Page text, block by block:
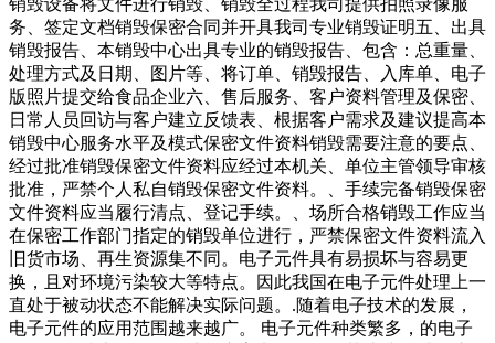
销毁设备将文件进行销毁、销毁全过程我司提供拍照录像服
务、签定文档销毁保密合同并开具我司专业销毁证明五、出具
销毁报告、本销毁中心出具专业的销毁报告、包含：总重量、
处理方式及日期、图片等、将订单、销毁报告、入库单、电子
版照片提交给食品企业六、售后服务、客户资料管理及保密、
日常人员回访与客户建立反馈表、根据客户需求及建议提高本
销毁中心服务水平及模式保密文件资料销毁需要注意的要点、
经过批准销毁保密文件资料应经过本机关、单位主管领导审核
批准，严禁个人私自销毁保密文件资料。、手续完备销毁保密
文件资料应当履行清点、登记手续。、场所合格销毁工作应当
在保密工作部门指定的销毁单位进行，严禁保密文件资料流入
旧货市场、再生资源集不同。电子元件具有易损坏与容易更
换，且对环境污染较大等特点。因此我国在电子元件处理上一
直处于被动状态不能解决实际问题。.随着电子技术的发展，
电子元件的应用范围越来越广。 电子元件种类繁多，的电子